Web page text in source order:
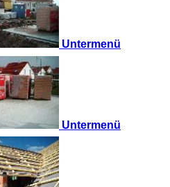
Untermenü
Untermenü